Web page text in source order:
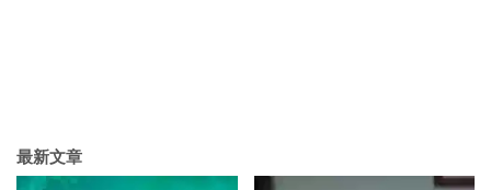
最新文章